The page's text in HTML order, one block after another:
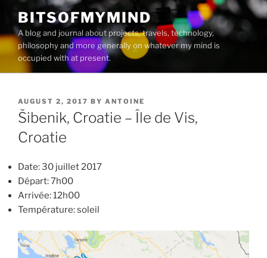
content
BITSOFMYMIND
A blog and journal about projects, travels, technology,
philosophy and more generally on whatever my mind is
occupied with at present.
POSTED
ON
AUGUST 2, 2017 BY ANTOINE
Šibenik, Croatie – Île de Vis,
Croatie
Date: 30 juillet 2017
Départ: 7h00
Arrivée: 12h00
Température: soleil